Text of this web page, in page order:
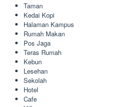
Taman
Kedai Kopi
Halaman Kampus
Rumah Makan
Pos Jaga
Teras Rumah
Kebun
Lesehan
Sekolah
Hotel
Cafe